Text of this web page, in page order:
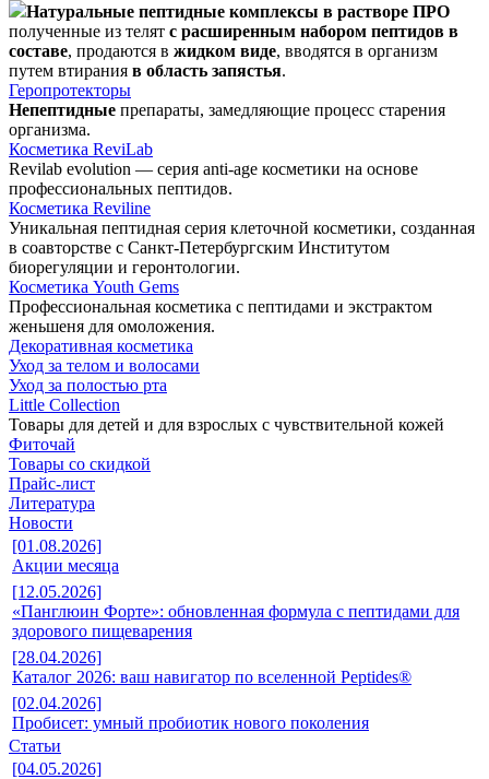
Натуральные пептидные комплексы в растворе ПРО
полученные из телят с расширенным набором пептидов в
составе, продаются в жидком виде, вводятся в организм
путем втирания в область запястья.
Геропротекторы
Непептидные препараты, замедляющие процесс старения
организма.
Косметика ReviLab
Revilab evolution — серия anti-age косметики на основе
профессиональных пептидов.
Косметика Reviline
Уникальная пептидная серия клеточной косметики, созданная
в соавторстве с Санкт-Петербургским Институтом
биорегуляции и геронтологии.
Косметика Youth Gems
Профессиональная косметика с пептидами и экстрактом
женьшеня для омоложения.
Декоративная косметика
Уход за телом и волосами
Уход за полостью рта
Little Collection
Товары для детей и для взрослых с чувствительной кожей
Фиточай
Товары со скидкой
Прайс-лист
Литература
Новости
[01.08.2026]
Акции месяца
[12.05.2026]
«Панглюин Форте»: обновленная формула с пептидами для
здорового пищеварения
[28.04.2026]
Каталог 2026: ваш навигатор по вселенной Peptides®
[02.04.2026]
Пробисет: умный пробиотик нового поколения
Статьи
[04.05.2026]